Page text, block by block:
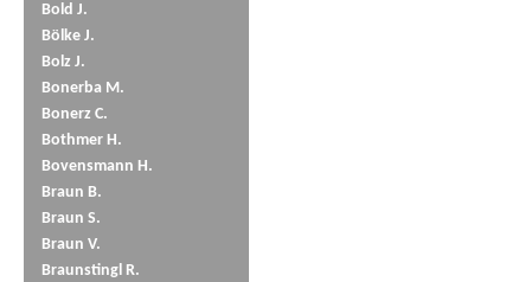
Bold J.
Bölke J.
Bolz J.
Bonerba M.
Bonerz C.
Bothmer H.
Bovensmann H.
Braun B.
Braun S.
Braun V.
Braunstingl R.